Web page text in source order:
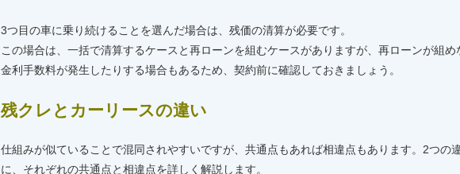
3つ目の車に乗り続けることを選んだ場合は、残価の清算が必要です。
この場合は、一括で清算するケースと再ローンを組むケースがありますが、再ローンが組め
金利手数料が発生したりする場合もあるため、契約前に確認しておきましょう。
残クレとカーリースの違い
仕組みが似ていることで混同されやすいですが、共通点もあれば相違点もあります。2つの
に、それぞれの共通点と相違点を詳しく解説します。